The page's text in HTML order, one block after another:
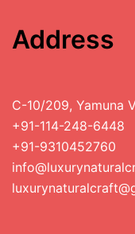
Address
C-10/209, Yamuna
+91-114-248-6448
+91-9310452760